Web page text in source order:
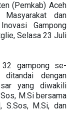
(Pemkab) Aceh
dan
Gampong
Selasa 23 Juli
gampong se-
ditandai dengan
yang diwakili
M.Si bersama
S.Sos, M.Si, dan